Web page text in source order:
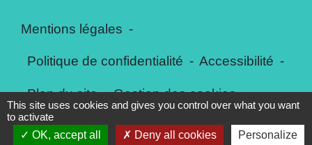
Mentions légales -
Politique de confidentialité - Accessibilité -
Plan du site - Gestion des cookies
Site créé en partenariat avec Réseau des Communes
This site uses cookies and gives you control over what you want
to activate
OK, accept all
Deny all cookies Personalize